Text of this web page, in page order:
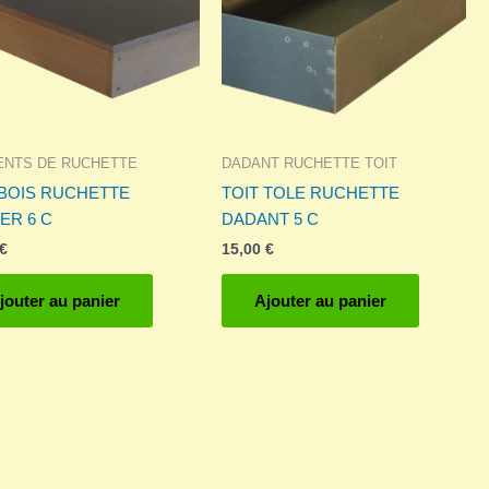
DE RUCHETTE
RUCHETTE
6 C
€
au panier
DADANT RUCHETTE TOIT
TOIT TOLE RUCHETTE
DADANT 5 C
15,00 €
Ajouter au panier